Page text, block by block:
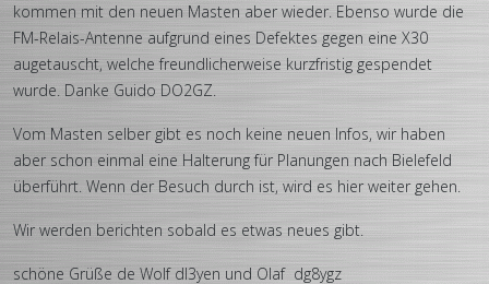
kommen mit den neuen Masten aber wieder. Ebenso wurde die
FM-Relais-Antenne aufgrund eines Defektes gegen eine X30
augetauscht, welche freundlicherweise kurzfristig gespendet
wurde. Danke Guido DO2GZ.
Vom Masten selber gibt es noch keine neuen Infos, wir haben
aber schon einmal eine Halterung für Planungen nach Bielefeld
überführt. Wenn der Besuch durch ist, wird es hier weiter gehen.
Wir werden berichten sobald es etwas neues gibt.
schöne Grüße de Wolf dl3yen und Olaf dg8ygz